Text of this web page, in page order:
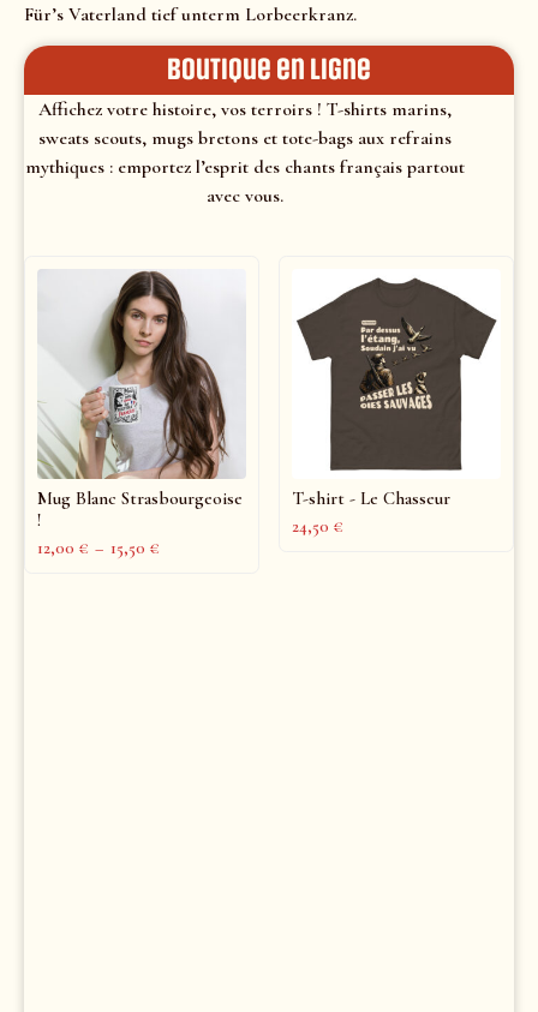
Für’s Vaterland tief unterm Lorbeerkranz.
Boutique en ligne
Affichez votre histoire, vos terroirs ! T-shirts marins,
sweats scouts, mugs bretons et tote-bags aux refrains
mythiques : emportez l’esprit des chants français partout
avec vous.
Mug Blanc Strasbourgeoise
!
12,00 € – 15,50 €
T-shirt - Le Chasseur
24,50 €